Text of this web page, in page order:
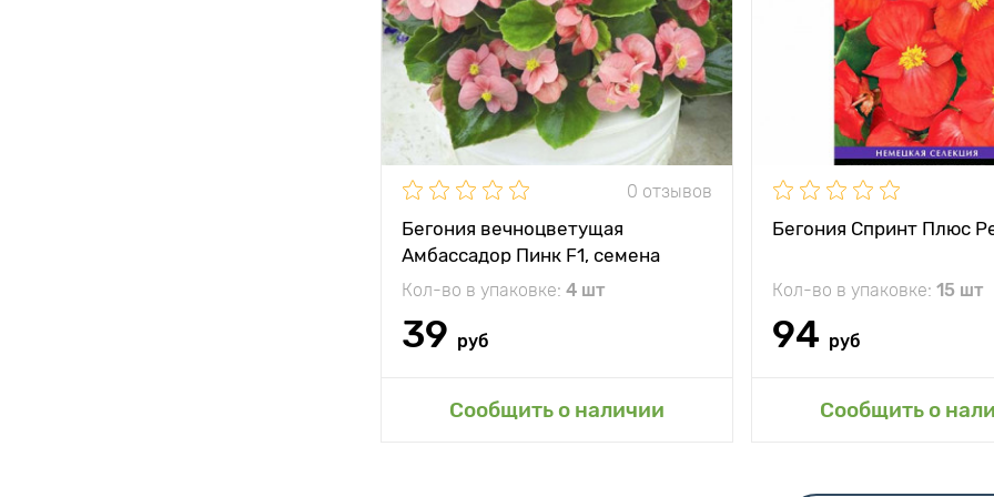
0 отзывов
Бегония вечноцветущая
Амбассадор Пинк F1, семена
Кол-во в упаковке: 4 шт
39 руб
Сообщить о наличии
Местоположение солнце, полутень
Особенности
Начинает очень
рано цвести
Добавить в мой сад
Бегония Спринт Плюс
Кол-во в упаковке: 15 шт
94 руб
Сообщить о
Местоположение
Морозостойкость
Применение
посадки
Добавить в мой